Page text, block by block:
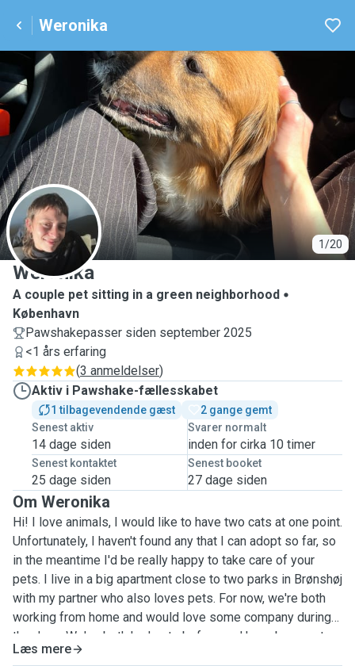
Weronika
1/20
W
Weronika
A couple pet sitting in a green neighborhood
København
Pawshakepasser siden september 2025
<1 års erfaring
(3 anmeldelser)
Aktiv i Pawshake-fællesskabet
1 tilbagevendende gæst
2 gange gemt
Senest aktiv
14 dage siden
Svarer normalt
inden for cirka 10 timer
Senest kontaktet
25 dage siden
Senest booket
27 dage siden
Om Weronika
Hi! I love animals, I would like to have two cats at one point.
Unfortunately, I haven't found any that I can adopt so far, so
in the meantime I'd be really happy to take care of your
pets. I live in a big apartment close to two parks in Brønshøj
with my partner who also loves pets. For now, we're both
working from home and would love some company during
the days. We've both had pets before and have been pet
sitting for our friends quite a lot, mainly of cats and dogs
Læs mere